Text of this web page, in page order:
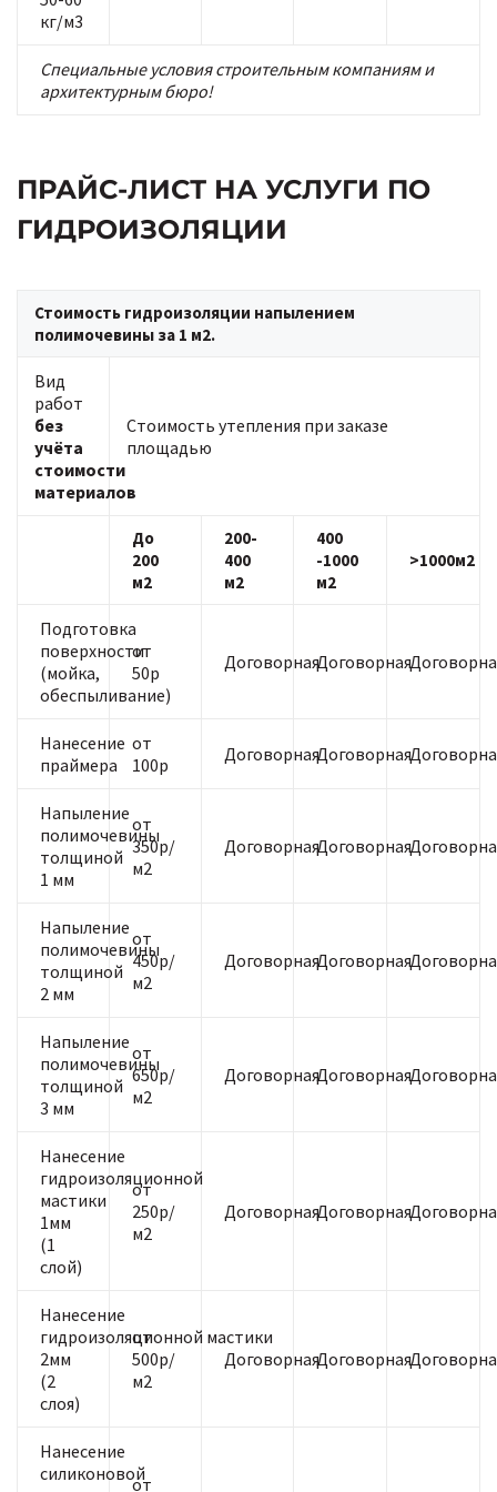
кг/м3
Специальные условия строительным компаниям и
архитектурным бюро!
ПРАЙС-ЛИСТ НА УСЛУГИ ПО
ГИДРОИЗОЛЯЦИИ
Стоимость гидроизоляции напылением
полимочевины за 1 м2.
Вид
работ
без
учёта
стоимости
материалов
Стоимость утепления при заказе
площадью
До
200
м2
200-
400
м2
400
-1000
м2
>1000м2
Подготовка
поверхности
(мойка,
обеспыливание)
от
50р
ДоговорнаяДоговорная
Нанесение
праймера
от
100р
ДоговорнаяДоговорная
Напыление
полимочевины
толщиной
1 мм
от
350р/
м2
ДоговорнаяДоговорная
Напыление
полимочевины
толщиной
2 мм
от
450р/
м2
ДоговорнаяДоговорная
Напыление
полимочевины
толщиной
3 мм
от
650р/
м2
ДоговорнаяДоговорная
Нанесение
гидроизоляционной
мастики
1мм
(1
слой)
от
250р/
м2
ДоговорнаяДоговорная
Нанесение
гидроизоляционной мастики
2мм
(2
слоя)
от
500р/
м2
ДоговорнаяДоговорная
Нанесение
силиконовой
от